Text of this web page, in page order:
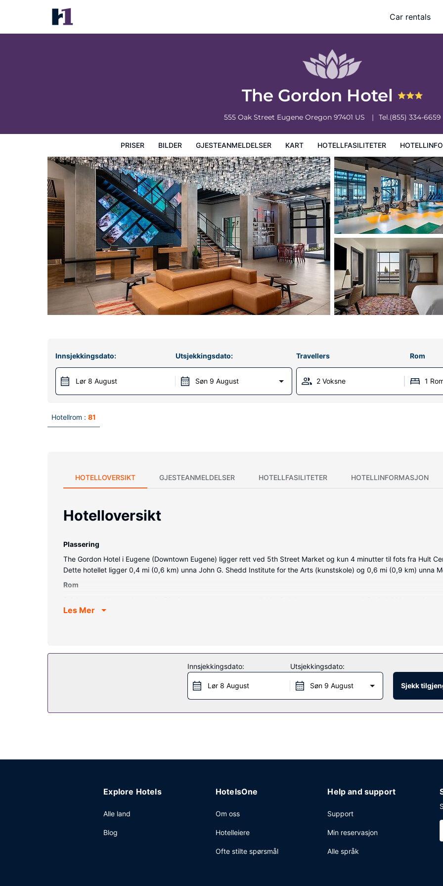
Car rentals
The Gordon Hotel
555 Oak Street Eugene Oregon 97401 US Tel.(855) 334-6659
PRISER BILDER GJESTEANMELDELSER KART HOTELLFASILITETER
The Gordon Hotel
Priser
Innsjekkingsdato:
Lør 8 August
Utsjekkingsdato:
Søn 9 August
Travellers Rom
2 Voksne 1
Hotellrom : 81
HOTELLOVERSIKT GJESTEANMELDELSER HOTELLFASILITETER HOTELLINFORMASJON
Hotelloversikt
Plassering
The Gordon Hotel i Eugene (Downtown Eugene) ligger rett ved 5th Street Market og kun 4 minutter til fots fra Hult
Dette hotellet ligger 0,4 mi (0,6 km) unna John G. Shedd Institute for the Arts (kunstskole) og 0,6 mi (0,9 km) unna
Rom
egyptisk bomull. Du kan holde deg oppdatert med wi-fi (inkludert) på rommet, og underholdningen er sikret med
Spis deg god og mett i en av dette hotellets 2 restauranter. Koble av med noe godt å drikke i en av stedets 3 barer/
Les Mer
Innsjekkingsdato:
Lør 8 August
Utsjekkingsdato:
Søn 9 August Sjekk
Explore Hotels
Alle land
Blog
HotelsOne
Om oss
Hotelleiere
Ofte stilte spørsmål
Help and support
Support
Min reservasjon
Alle språk